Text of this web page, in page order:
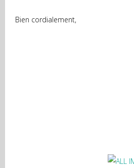
Bien cordialement,